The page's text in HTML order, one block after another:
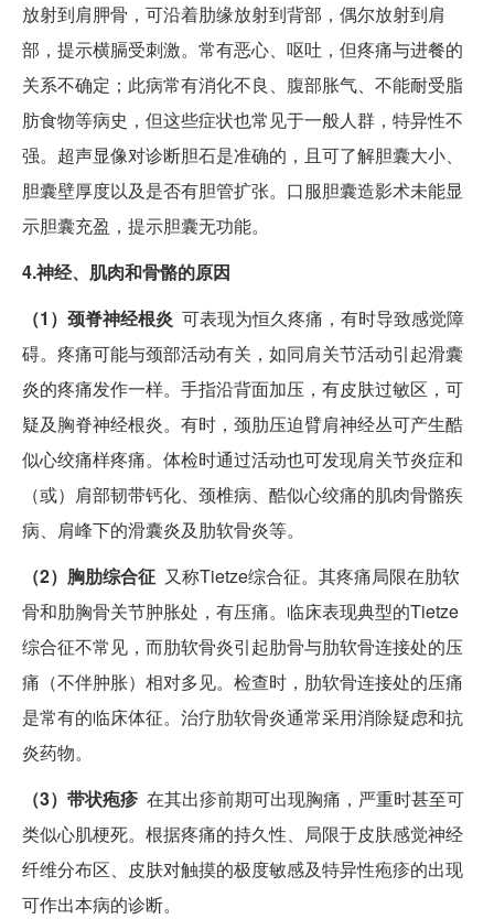
放射到肩胛骨，可沿着肋缘放射到背部，偶尔放射到肩
部，提示横膈受刺激。常有恶心、呕吐，但疼痛与进餐的
关系不确定；此病常有消化不良、腹部胀气、不能耐受脂
肪食物等病史，但这些症状也常见于一般人群，特异性不
强。超声显像对诊断胆石是准确的，且可了解胆囊大小、
胆囊壁厚度以及是否有胆管扩张。口服胆囊造影术未能显
示胆囊充盈，提示胆囊无功能。
4.神经、肌肉和骨骼的原因
（1）颈脊神经根炎 可表现为恒久疼痛，有时导致感觉障
碍。疼痛可能与颈部活动有关，如同肩关节活动引起滑囊
炎的疼痛发作一样。手指沿背面加压，有皮肤过敏区，可
疑及胸脊神经根炎。有时，颈肋压迫臂肩神经丛可产生酷
似心绞痛样疼痛。体检时通过活动也可发现肩关节炎症和
（或）肩部韧带钙化、颈椎病、酷似心绞痛的肌肉骨骼疾
病、肩峰下的滑囊炎及肋软骨炎等。
（2）胸肋综合征 又称Tietze综合征。其疼痛局限在肋软
骨和肋胸骨关节肿胀处，有压痛。临床表现典型的Tietze
综合征不常见，而肋软骨炎引起肋骨与肋软骨连接处的压
痛（不伴肿胀）相对多见。检查时，肋软骨连接处的压痛
是常有的临床体征。治疗肋软骨炎通常采用消除疑虑和抗
炎药物。
（3）带状疱疹在其出疹前期可出现胸痛，严重时甚至可
类似心肌梗死。根据疼痛的持久性、局限于皮肤感觉神经
纤维分布区、皮肤对触摸的极度敏感及特异性疱疹的出现
可作出本病的诊断。